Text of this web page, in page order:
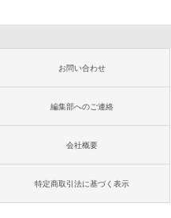
お問い合わせ
編集部へのご連絡
会社概要
特定商取引法に基づく表示